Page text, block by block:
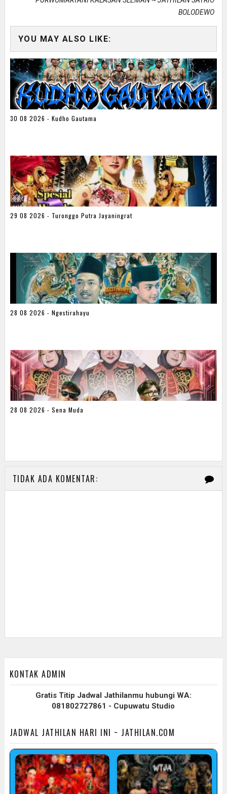
BOLODEWO
YOU MAY ALSO LIKE:
30 08 2026 - Kudho Gautama
29 08 2026 - Turonggo Putra Jayaningrat
28 08 2026 - Ngestirahayu
28 08 2026 - Sena Muda
TIDAK ADA KOMENTAR:
KONTAK ADMIN
Gratis Titip Jadwal Jathilanmu hubungi WA:
081802727861 - Cupuwatu Studio
JADWAL JATHILAN HARI INI ~ JATHILAN.COM